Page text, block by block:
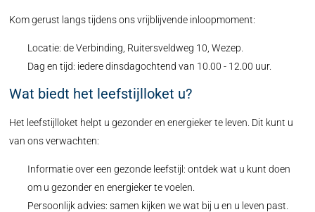
Kom gerust langs tijdens ons vrijblijvende inloopmoment:
Locatie: de Verbinding, Ruitersveldweg 10, Wezep.
Dag en tijd: iedere dinsdagochtend van 10.00 - 12.00 uur.
Wat biedt het leefstijlloket u?
Het leefstijlloket helpt u gezonder en energieker te leven. Dit kunt u
van ons verwachten:
Informatie over een gezonde leefstijl: ontdek wat u kunt doen
om u gezonder en energieker te voelen.
Persoonlijk advies: samen kijken we wat bij u en u leven past.